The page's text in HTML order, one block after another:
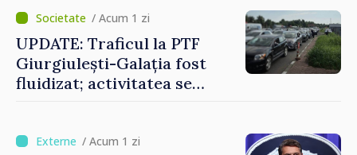
/ Acum 1 zi
UPDATE: Traficul la PTF
Giurgiulești-Galația fost
fluidizat; activitatea se
/ Acum 1 zi